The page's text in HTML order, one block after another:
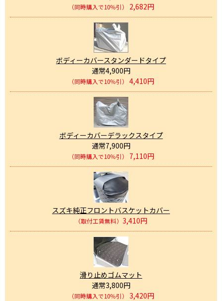
（同時購入で10％引） 2,682円
ボディーカバースタンダードタイプ
通常4,900円
（同時購入で10％引） 4,410円
ボディーカバーデラックスタイプ
通常7,900円
（同時購入で10％引） 7,110円
スズキ純正フロントバスケットカバー
（取付工賃無料） 3,410円
滑り止めゴムマット
通常3,800円
（同時購入で10％引） 3,420円